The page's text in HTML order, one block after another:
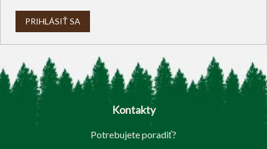
PRIHLÁSIŤ SA
Z
Kontakty
Potrebujete poradiť?